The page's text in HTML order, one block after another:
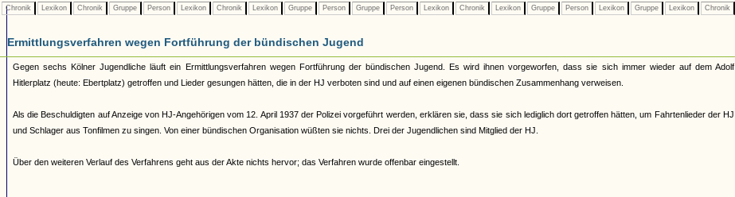
Chronik Lexikon Chronik Gruppe Person Lexikon Chronik Lexikon Gruppe Person Gruppe Person Lexikon Chronik Lexikon Gruppe Person Lexikon Gruppe Lexikon Chronik
Ermittlungsverfahren wegen Fortführung der bündischen Jugend
Gegen sechs Kölner Jugendliche läuft ein Ermittlungsverfahren wegen Fortführung der bündischen Jugend. Es wird ihnen vorgeworfen, dass sie sich immer wieder auf dem Adolf
Hitlerplatz (heute: Ebertplatz) getroffen und Lieder gesungen hätten, die in der HJ verboten sind und auf einen eigenen bündischen Zusammenhang verweisen.
Als die Beschuldigten auf Anzeige von HJ-Angehörigen vom 12. April 1937 der Polizei vorgeführt werden, erklären sie, dass sie sich lediglich dort getroffen hätten, um Fahrtenlieder der HJ
und Schlager aus Tonfilmen zu singen. Von einer bündischen Organisation wüßten sie nichts. Drei der Jugendlichen sind Mitglied der HJ.
Über den weiteren Verlauf des Verfahrens geht aus der Akte nichts hervor; das Verfahren wurde offenbar eingestellt.